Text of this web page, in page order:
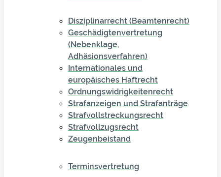
Disziplinarrecht (Beamtenrecht)
Geschädigtenvertretung
(Nebenklage,
Adhäsionsverfahren)
Internationales und
europäisches Haftrecht
Ordnungswidrigkeitenrecht
Strafanzeigen und Strafanträge
Strafvollstreckungsrecht
Strafvollzugsrecht
Zeugenbeistand
Terminsvertretung